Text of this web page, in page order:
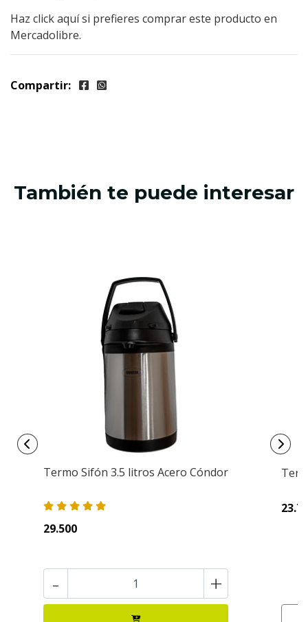
Haz click aquí si prefieres comprar este producto en
Mercadolibre.
Compartir:
También te puede interesar
Termo Sifón 3.5 litros Acero Cóndor
29.500
- +